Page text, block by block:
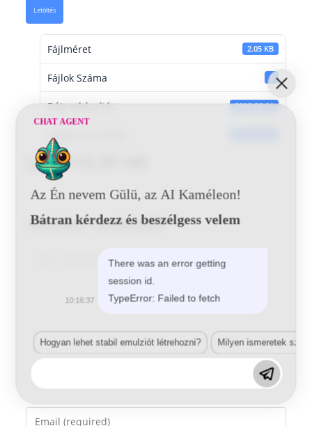
Letöltés
Fájlméret 2.05 KB
Fájlok Száma 1
Dátumkészítés 2016-06-01
Utoljára frissített
Lada 110 29 145
Vélemény, hozzászólás?
your
name
Enter
CHAT AGENT
Az Én nevem Gülü, az AI Kaméleon!
Bátran kérdezz és beszélgess velem
There was an error getting
session id.
TypeError: Failed to fetch
10:16:37
Hogyan lehet stabil emulziót létrehozni? Milyen ismeretek